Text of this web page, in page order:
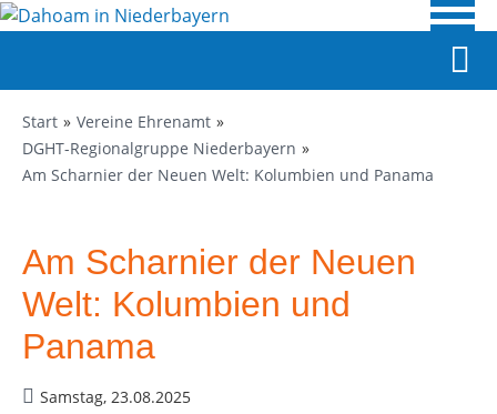
Start
Vereine Ehrenamt
DGHT-Regionalgruppe Niederbayern
Am Scharnier der Neuen Welt: Kolumbien und Panama
Am Scharnier der Neuen
Welt: Kolumbien und
Panama
Samstag, 23.08.2025